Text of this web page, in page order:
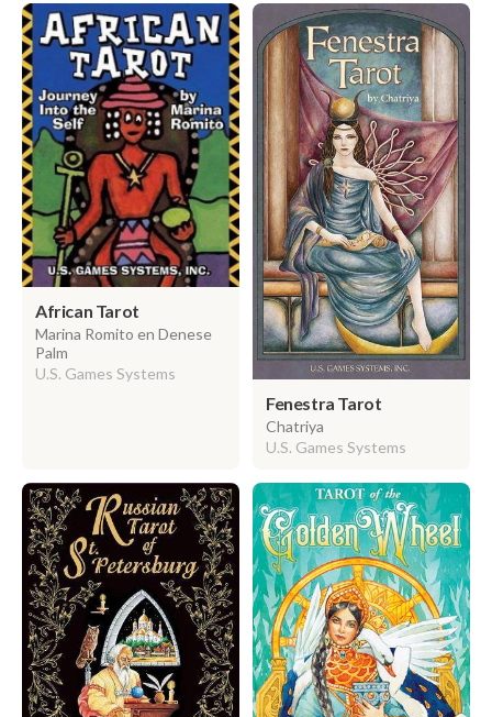
African Tarot
Marina Romito en Denese
Palm
U.S. Games Systems
Fenestra Tarot
Chatriya
U.S. Games Systems